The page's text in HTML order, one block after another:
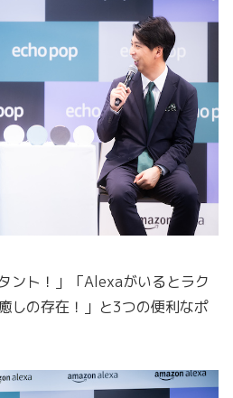
ント！」「Alexaがいるとラク
しの存在！」と3つの便利なポ